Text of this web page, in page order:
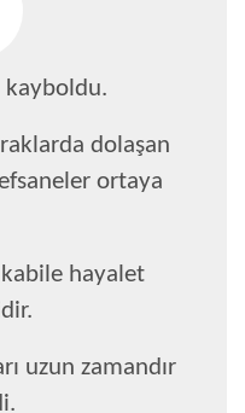
kayboldu.
dolaşan
ortaya
hayalet
uzun zamandır